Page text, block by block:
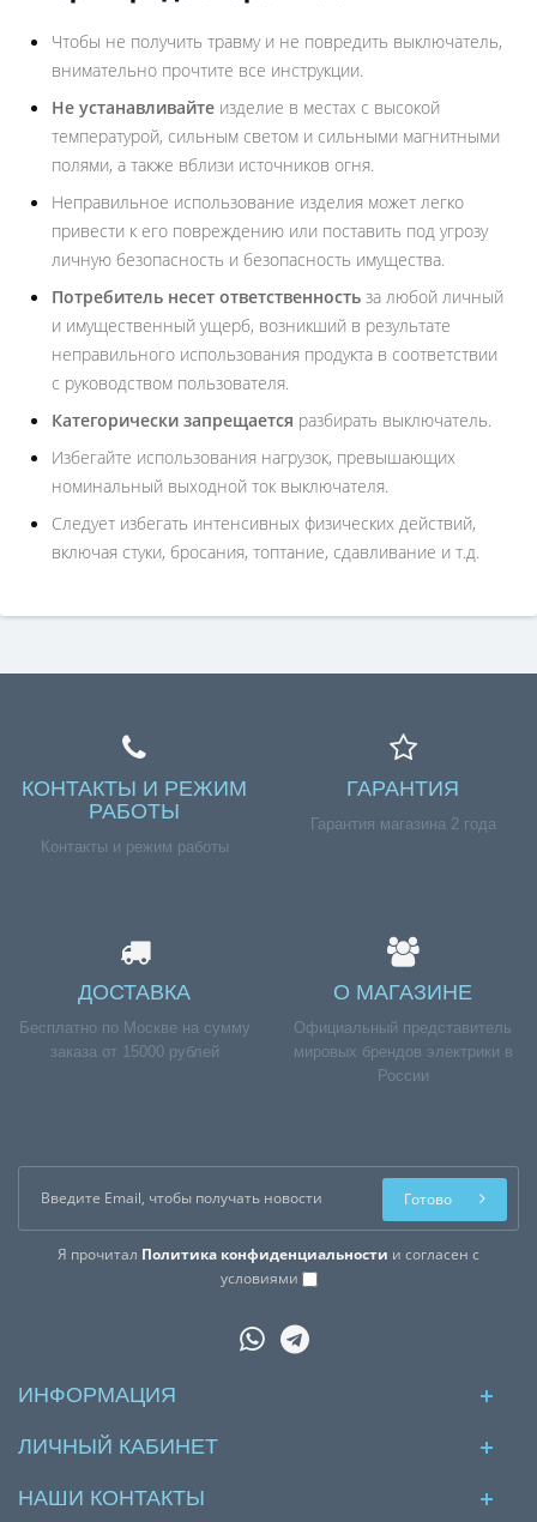
Чтобы не получить травму и не повредить выключатель,
внимательно прочтите все инструкции.
Не устанавливайте изделие в местах с высокой
температурой, сильным светом и сильными магнитными
полями, а также вблизи источников огня.
Неправильное использование изделия может легко
привести к его повреждению или поставить под угрозу
личную безопасность и безопасность имущества.
Потребитель несет ответственность за любой личный
и имущественный ущерб, возникший в результате
неправильного использования продукта в соответствии
с руководством пользователя.
Категорически запрещается разбирать выключатель.
Избегайте использования нагрузок, превышающих
номинальный выходной ток выключателя.
Следует избегать интенсивных физических действий,
включая стуки, бросания, топтание, сдавливание и т.д.
КОНТАКТЫ И РЕЖИМ
РАБОТЫ
Контакты и режим работы
ГАРАНТИЯ
Гарантия магазина 2 года
ДОСТАВКА
Бесплатно по Москве на сумму
заказа от 15000 рублей
О МАГАЗИНЕ
Официальный представитель
мировых брендов электрики в
России
Я прочитал Политика конфиденциальности и согласен с
условиями
Готово
ИНФОРМАЦИЯ
ЛИЧНЫЙ КАБИНЕТ
НАШИ КОНТАКТЫ